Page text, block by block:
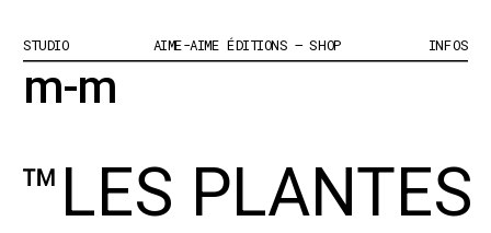
™LES PLANTES
INFOS
AIME-AIME ÉDITIONS – SHOP
STUDIO
m-m